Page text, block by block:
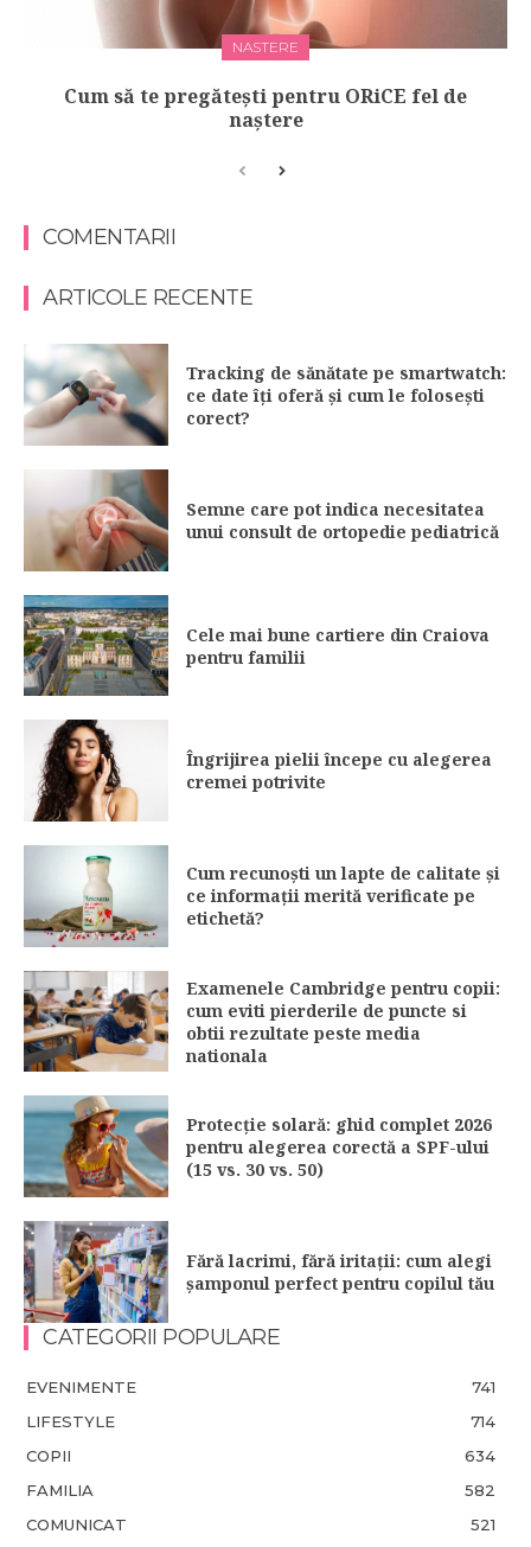
NASTERE
Cum să te pregătești pentru ORiCE fel de
naștere
COMENTARII
ARTICOLE RECENTE
Tracking de sănătate pe smartwatch:
ce date îți oferă și cum le folosești
corect?
Semne care pot indica necesitatea
unui consult de ortopedie pediatrică
Cele mai bune cartiere din Craiova
pentru familii
Îngrijirea pielii începe cu alegerea
cremei potrivite
Cum recunoști un lapte de calitate și
ce informații merită verificate pe
etichetă?
Examenele Cambridge pentru copii:
cum eviti pierderile de puncte si
obtii rezultate peste media
nationala
Protecție solară: ghid complet 2026
pentru alegerea corectă a SPF-ului
(15 vs. 30 vs. 50)
Fără lacrimi, fără iritații: cum alegi
șamponul perfect pentru copilul tău
CATEGORII POPULARE
EVENIMENTE
741
LIFESTYLE
714
COPII
634
FAMILIA
582
COMUNICAT
521